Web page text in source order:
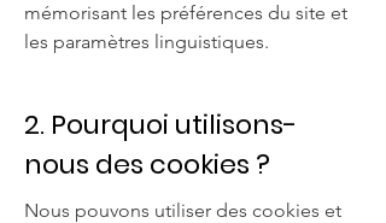
mémorisant les préférences du site et
les paramètres linguistiques.
2. Pourquoi utilisons-
nous des cookies ?
Nous pouvons utiliser des cookies et